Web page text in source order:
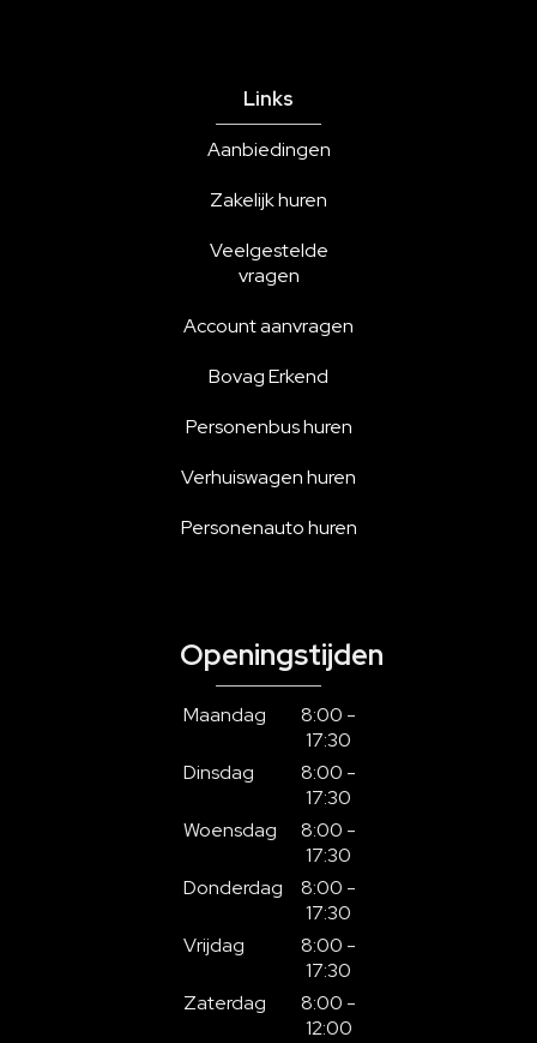
Links
Aanbiedingen
Zakelijk huren
Veelgestelde
vragen
Account aanvragen
Bovag Erkend
Personenbus huren
Verhuiswagen huren
Personenauto huren
Openingstijden
Maandag
8:00 -
17:30
Dinsdag
8:00 -
17:30
Woensdag
8:00 -
17:30
Donderdag
8:00 -
17:30
Vrijdag
8:00 -
17:30
Zaterdag
8:00 -
12:00